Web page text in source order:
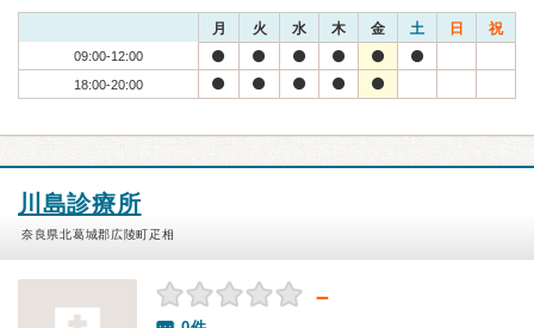
月 火 水 木 金 土 日 祝
09:00-12:00
18:00-20:00
川島診療所
奈良県北葛城郡広陵町疋相
－